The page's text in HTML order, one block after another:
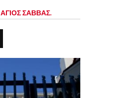
ΑΓΙΟΣ ΣΑΒΒΑΣ.